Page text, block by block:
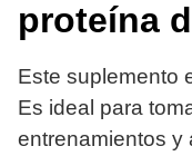
proteína
Este suplemento
Es ideal para
entrenamientos y